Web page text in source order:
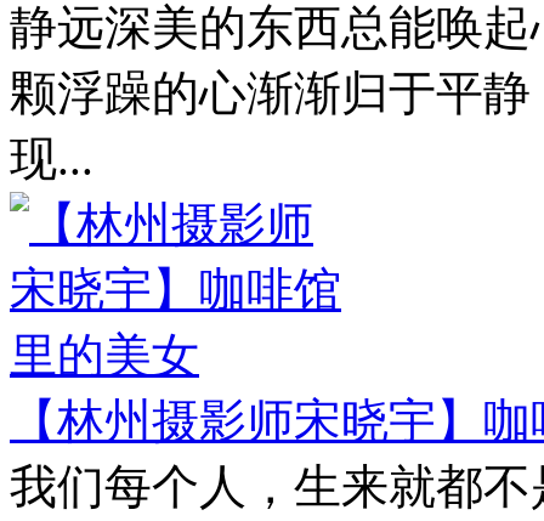
静远深美的东西总能唤
颗浮躁的心渐渐归于平
现...
【林州摄影师宋晓宇】
我们每个人，生来就都